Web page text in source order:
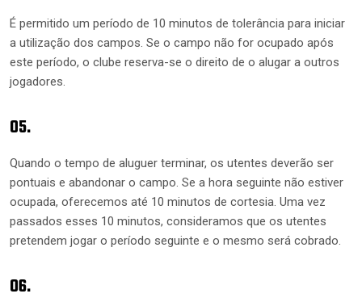
É permitido um período de 10 minutos de tolerância para iniciar
a utilização dos campos. Se o campo não for ocupado após
este período, o clube reserva-se o direito de o alugar a outros
jogadores.
05.
Quando o tempo de aluguer terminar, os utentes deverão ser
pontuais e abandonar o campo. Se a hora seguinte não estiver
ocupada, oferecemos até 10 minutos de cortesia. Uma vez
passados esses 10 minutos, consideramos que os utentes
pretendem jogar o período seguinte e o mesmo será cobrado.
06.